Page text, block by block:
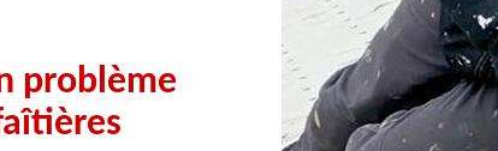
problème